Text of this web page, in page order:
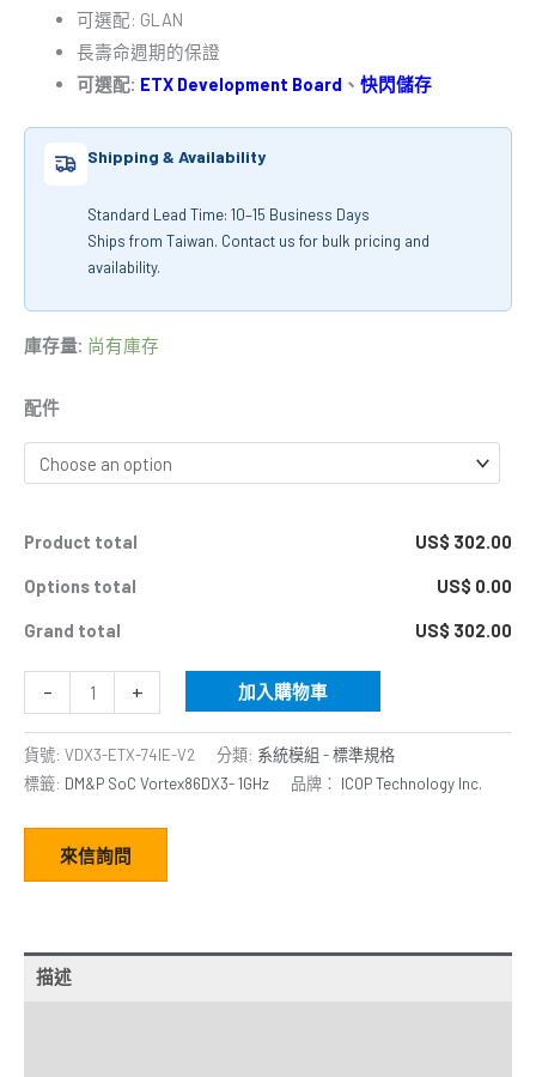
可選配: GLAN
長壽命週期的保證
可選配: ETX Development Board 、 快閃儲存
Shipping & Availability
Standard Lead Time: 10–15 Business Days
Ships from Taiwan. Contact us for bulk pricing and
availability.
庫存量: 尚有庫存
配件
Product total US$ 302.00
Options total US$ 0.00
Grand total US$ 302.00
- + 加入購物車
貨號: VDX3-ETX-74IE-V2 分類: 系統模組 - 標準規格
標籤: DM&P SoC Vortex86DX3- 1GHz 品牌： ICOP Technology Inc.
來信詢問
描述